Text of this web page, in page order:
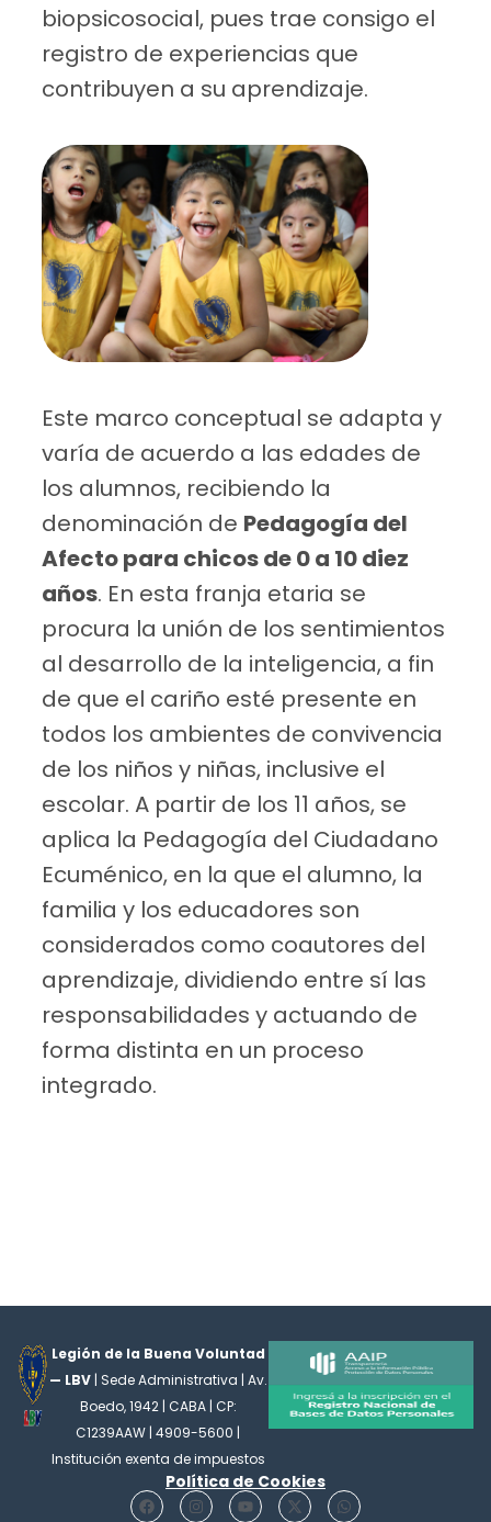
biopsicosocial, pues trae consigo el
registro de experiencias que
contribuyen a su aprendizaje.
Este marco conceptual se adapta y
varía de acuerdo a las edades de
los alumnos, recibiendo la
denominación de Pedagogía del
Afecto para chicos de 0 a 10 diez
años. En esta franja etaria se
procura la unión de los sentimientos
al desarrollo de la inteligencia, a fin
de que el cariño esté presente en
todos los ambientes de convivencia
de los niños y niñas, inclusive el
escolar. A partir de los 11 años, se
aplica la Pedagogía del Ciudadano
Ecuménico, en la que el alumno, la
familia y los educadores son
considerados como coautores del
aprendizaje, dividiendo entre sí las
responsabilidades y actuando de
forma distinta en un proceso
integrado.
Legión de la Buena Voluntad
— LBV | Sede Administrativa | Av.
Boedo, 1942 | CABA | CP:
C1239AAW | 4909-5600 |
Institución exenta de impuestos
Política de Cookies
F
a
I
n
Y
o
X
-
W
h